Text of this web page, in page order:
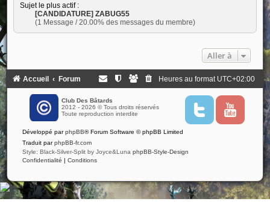
Sujet le plus actif :
[CANDIDATURE] ZABUG55
(1 Message / 20.00% des messages du membre)
Aller à
Accueil Forum Heures au format UTC+02:00
Club Des Bâtards
2012 - 2026 © Tous droits réservés
Toute reproduction interdite
T
i
Y
u
Développé parphpBB® Forum Software © phpBB Limited
Traduit parphpBB-fr.com
Style: Black-Silver-Split by Joyce&Luna phpBB-Style-Design
Confidentialité | Conditions